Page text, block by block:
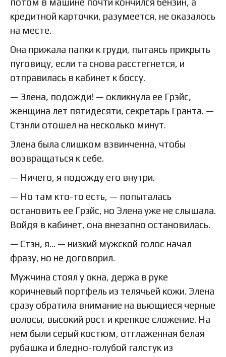
кредитной карточки, разумеется, не оказалось
на месте.
Она прижала папки к груди, пытаясь прикрыть
пуговицу, если та снова расстегнется, и
отправилась в кабинет к боссу.
— Элена, подожди! — окликнула ее Грэйс,
женщина лет пятидесяти, секретарь Гранта. —
Стэнли отошел на несколько минут.
Элена была слишком взвинченна, чтобы
возвращаться к себе.
— Ничего, я подожду его внутри.
— Но там кто-то есть, — попыталась
остановить ее Грэйс, но Элена уже не слышала.
Войдя в кабинет, она внезапно остановилась.
— Стэн, я… — низкий мужской голос начал
фразу, но не договорил.
Мужчина стоял у окна, держа в руке
коричневый портфель из телячьей кожи. Элена
сразу обратила внимание на вьющиеся черные
волосы, высокий рост и крепкое сложение. На
нем были серый костюм, отглаженная белая
рубашка и бледно-голубой галстук из